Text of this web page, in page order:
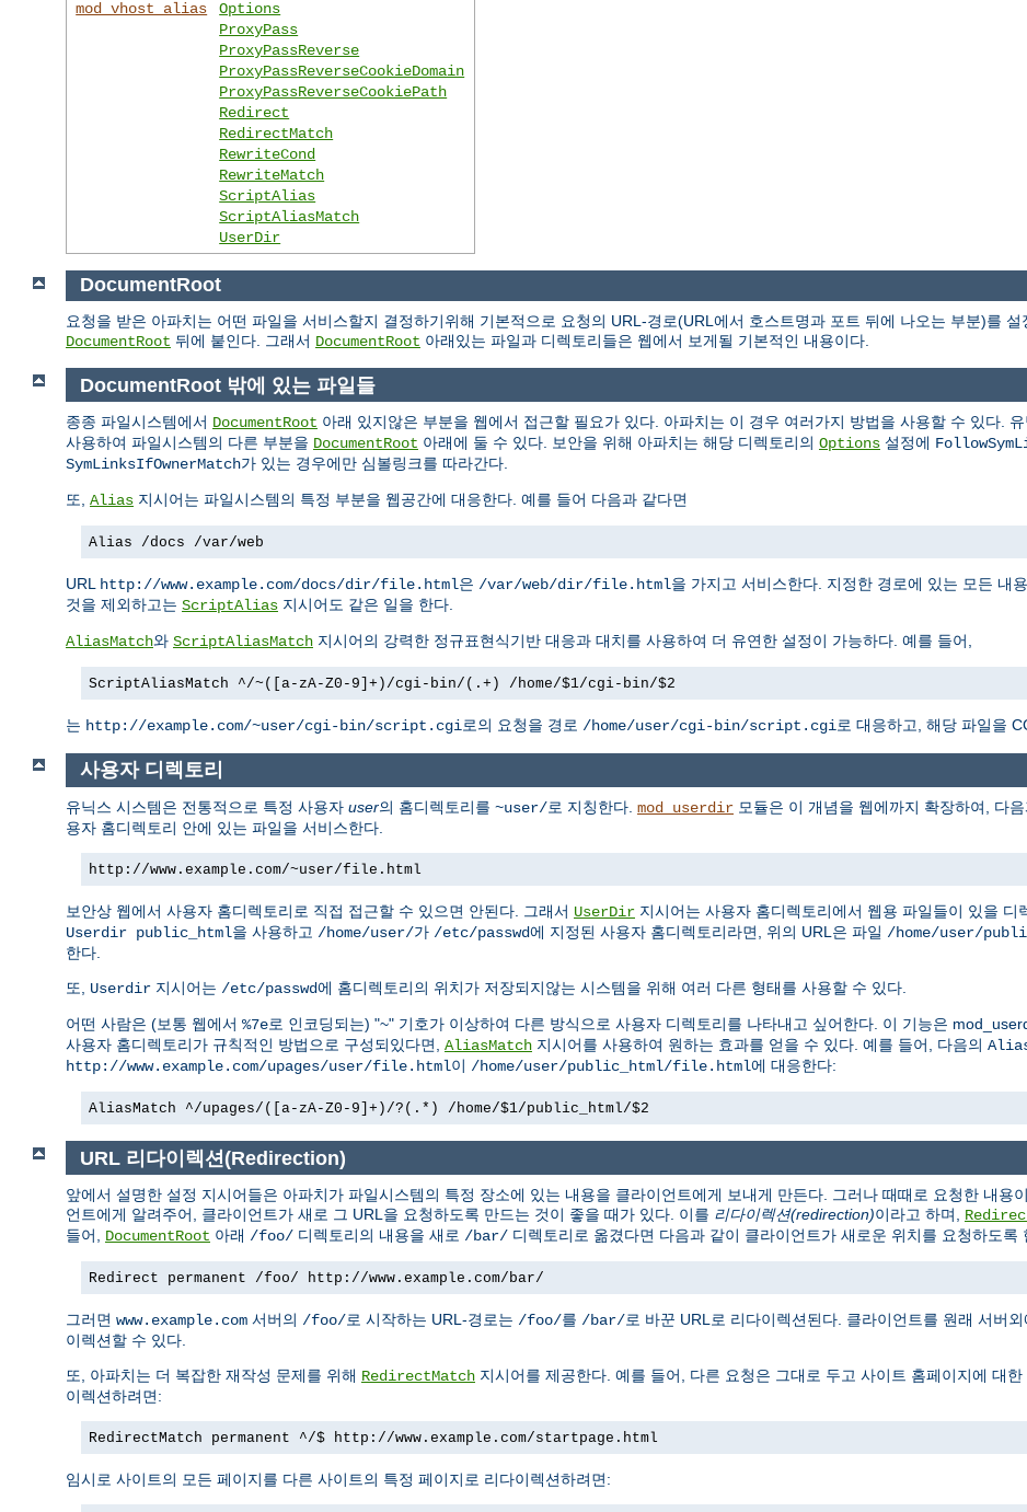
mod_vhost_alias
Options
ProxyPass
ProxyPassReverse
ProxyPassReverseCookieDomain
ProxyPassReverseCookiePath
Redirect
RedirectMatch
RewriteCond
RewriteMatch
ScriptAlias
ScriptAliasMatch
UserDir
DocumentRoot
요청을 받은 아파치는 어떤 파일을 서비스할지 결정하기위해 기본적으로 요청의 URL-경로(URL에서 호스트명과 포트 뒤에 나오는 부분)를
DocumentRoot 뒤에 붙인다. 그래서 DocumentRoot 아래있는 파일과 디렉토리들은 웹에서 보게될 기본적인 내용이다.
DocumentRoot 밖에 있는 파일들
종종 파일시스템에서 DocumentRoot 아래 있지않은 부분을 웹에서 접근할 필요가 있다. 아파치는 이 경우 여러가지 방법을 사용할 수 있다.
사용하여 파일시스템의 다른 부분을 DocumentRoot 아래에 둘 수 있다. 보안을 위해 아파치는 해당 디렉토리의 Options 설정에
SymLinksIfOwnerMatch가 있는 경우에만 심볼링크를 따라간다.
또, Alias 지시어는 파일시스템의 특정 부분을 웹공간에 대응한다. 예를 들어 다음과 같다면
Alias /docs /var/web
URL http://www.example.com/docs/dir/file.html은 /var/web/dir/file.html을 가지고 서비스한다. 지정한 경로에 있는 모든 내
것을 제외하고는 ScriptAlias 지시어도 같은 일을 한다.
AliasMatch와 ScriptAliasMatch 지시어의 강력한 정규표현식기반 대응과 대치를 사용하여 더 유연한 설정이 가능하다. 예를 들어,
ScriptAliasMatch ^/~([a-zA-Z0-9]+)/cgi-bin/(.+) /home/$1/cgi-bin/$2
는 http://example.com/~user/cgi-bin/script.cgi로의 요청을 경로 /home/user/cgi-bin/script.cgi로 대응하고, 해당 파일을
사용자 디렉토리
유닉스 시스템은 전통적으로 특정 사용자 user의 홈디렉토리를 ~user/로 지칭한다. mod_userdir 모듈은 이 개념을 웹에까지 확장하여, 다
용자 홈디렉토리 안에 있는 파일을 서비스한다.
http://www.example.com/~user/file.html
보안상 웹에서 사용자 홈디렉토리로 직접 접근할 수 있으면 안된다. 그래서 UserDir 지시어는 사용자 홈디렉토리에서 웹용 파일들이 있을 디
Userdir public_html을 사용하고 /home/user/가 /etc/passwd에 지정된 사용자 홈디렉토리라면, 위의 URL은 파일 /home/user/
한다.
또, Userdir 지시어는 /etc/passwd에 홈디렉토리의 위치가 저장되지않는 시스템을 위해 여러 다른 형태를 사용할 수 있다.
어떤 사람은 (보통 웹에서 %7e로 인코딩되는) "~" 기호가 이상하여 다른 방식으로 사용자 디렉토리를 나타내고 싶어한다. 이 기능은
사용자 홈디렉토리가 규칙적인 방법으로 구성되있다면, AliasMatch 지시어를 사용하여 원하는 효과를 얻을 수 있다. 예를 들어, 다음의
http://www.example.com/upages/user/file.html이 /home/user/public_html/file.html에 대응한다:
AliasMatch ^/upages/([a-zA-Z0-9]+)/?(.*) /home/$1/public_html/$2
URL 리다이렉션(Redirection)
앞에서 설명한 설정 지시어들은 아파치가 파일시스템의 특정 장소에 있는 내용을 클라이언트에게 보내게 만든다. 그러나 때때로 요청한 내용
언트에게 알려주어, 클라이언트가 새로 그 URL을 요청하도록 만드는 것이 좋을 때가 있다. 이를 리다이렉션(redirection)이라고 하며,
들어, DocumentRoot 아래 /foo/ 디렉토리의 내용을 새로 /bar/ 디렉토리로 옮겼다면 다음과 같이 클라이언트가 새로운 위치를 요청하도록
Redirect permanent /foo/ http://www.example.com/bar/
그러면 www.example.com 서버의 /foo/로 시작하는 URL-경로는 /foo/를 /bar/로 바꾼 URL로 리다이렉션된다. 클라이언트를 원래 서버
이렉션할 수 있다.
또, 아파치는 더 복잡한 재작성 문제를 위해 RedirectMatch 지시어를 제공한다. 예를 들어, 다른 요청은 그대로 두고 사이트 홈페이지에 대
이렉션하려면:
RedirectMatch permanent ^/$ http://www.example.com/startpage.html
임시로 사이트의 모든 페이지를 다른 사이트의 특정 페이지로 리다이렉션하려면: